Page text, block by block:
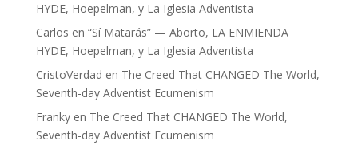
HYDE, Hoepelman, y La Iglesia Adventista
Carlos en “Sí Matarás” — Aborto, LA ENMIENDA
HYDE, Hoepelman, y La Iglesia Adventista
CristoVerdad en The Creed That CHANGED The World,
Seventh-day Adventist Ecumenism
Frankyen The Creed That CHANGED The World,
Seventh-day Adventist Ecumenism